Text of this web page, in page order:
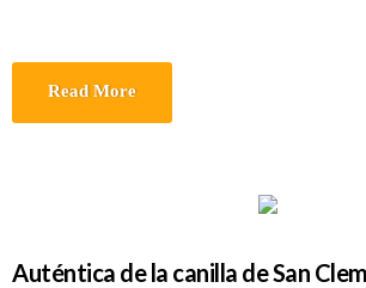
Read More
Auténtica de la canilla de San